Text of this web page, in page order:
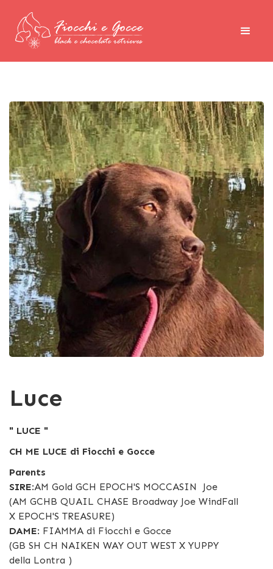
Luce
" LUCE "
CH ME LUCE di Fiocchi e Gocce
Parents
SIRE:AM Gold GCH EPOCH'S MOCCASIN Joe
(AM GCHB QUAIL CHASE Broadway Joe WindFall
X EPOCH'S TREASURE)
DAME: FIAMMA di Fiocchi e Gocce
(GB SH CH NAIKEN WAY OUT WEST X YUPPY
della Lontra )